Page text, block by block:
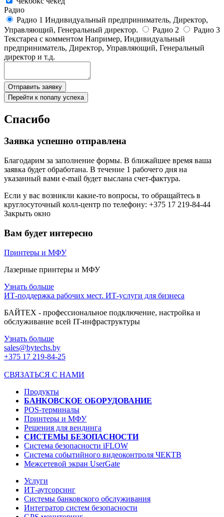
Радио
Радио 1 Индивидуальный предприниматель, Директор,
Управляющий, Генеральный директор.
Радио 2
Радио 3
Текстареа с комментом Например, Индивидуальный
предприниматель, Директор, Управляющий, Генеральный
директор и т.д.
Отправить заявку
Перейти к попапу успеха
Спасибо
Заявка успешно отправлена
Благодарим за заполнение формы. В ближайшее время ваша
заявка будет обработана. В течение 1 рабочего дня на
указанный вами e-mail будет выслана счет-фактура.
Если у вас возникли какие-то вопросы, то обращайтесь в
круглосуточный колл-центр по телефону: +375 17 219-84-44
Закрыть окно
Вам будет интересно
Принтеры и МФУ
Лазерные принтеры и МФУ
Узнать больше
ИТ-поддержка рабочих мест. ИТ-услуги для бизнеса
БАЙТЕХ - профессиональное подключение, настройка и
обслуживание всей IT-инфраструктуры
Узнать больше
sales@bytechs.by
+375 17 219-84-25
СВЯЗАТЬСЯ С НАМИ
Продукты
БАНКОВСКОЕ ОБОРУДОВАНИЕ
POS-терминалы
Принтеры и МФУ
Решения для вендинга
СИСТЕМЫ БЕЗОПАСНОСТИ
Система безопасности iFLOW
Система событийного видеоконтроля ЧЕКТВ
Межсетевой экран UserGate
Услуги
ИТ-аутсорсинг
Системы банковского обслуживания
Интегратор систем безопасности